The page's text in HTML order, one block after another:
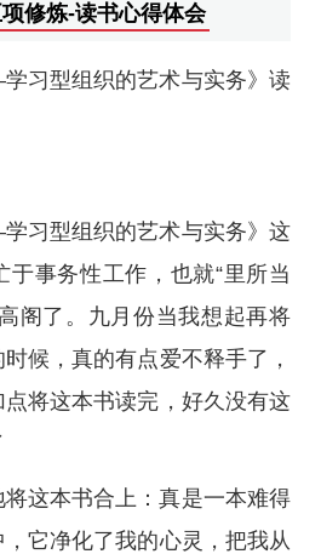
修炼-读书心得体会
习型组织的艺术与实务》读
学习型组织的艺术与实务》这
于事务性工作，也就“里所当
阁了。九月份当我想起再将
候，真的有点爱不释手了，
将这本书读完，好久没有这
这本书合上：真是一本难得
它净化了我的心灵，把我从